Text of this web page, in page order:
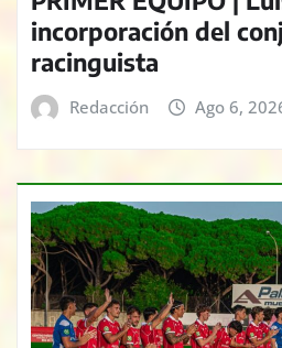
incorporación del
racinguista
Redacción Ago 6,